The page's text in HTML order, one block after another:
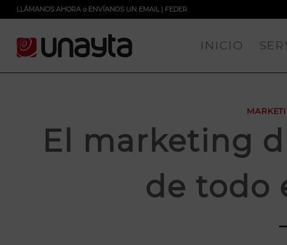
LLÁMANOS AHORAo ENVÍANOS UN EMAIL| FEDER
INICIO
El marketing
de todo